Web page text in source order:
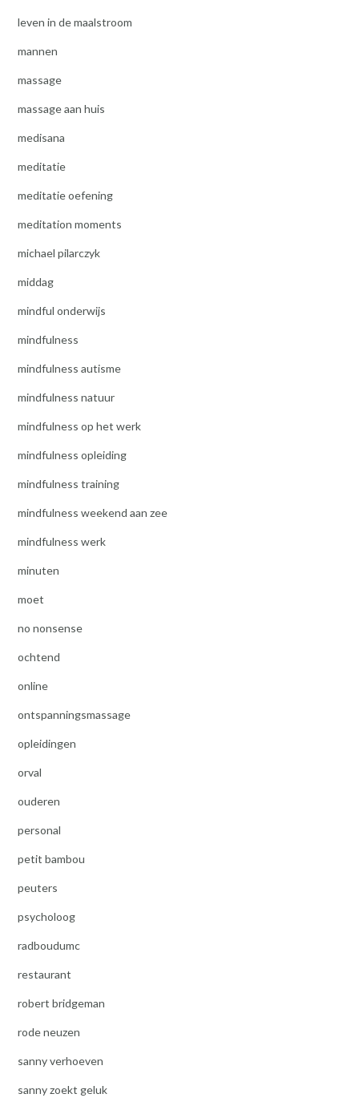
leven in de maalstroom
mannen
massage
massage aan huis
medisana
meditatie
meditatie oefening
meditation moments
michael pilarczyk
middag
mindful onderwijs
mindfulness
mindfulness autisme
mindfulness natuur
mindfulness op het werk
mindfulness opleiding
mindfulness training
mindfulness weekend aan zee
mindfulness werk
minuten
moet
no nonsense
ochtend
online
ontspanningsmassage
opleidingen
orval
ouderen
personal
petit bambou
peuters
psycholoog
radboudumc
restaurant
robert bridgeman
rode neuzen
sanny verhoeven
sanny zoekt geluk